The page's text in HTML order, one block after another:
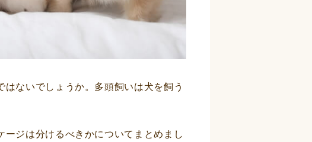
ないでしょうか。多頭飼いは犬を飼う
ジは分けるべきかについてまとめまし